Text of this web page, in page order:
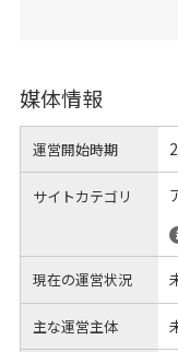
媒体情報
運営開始時期
サイトカテゴリ
現在の運営状況
主な運営主体